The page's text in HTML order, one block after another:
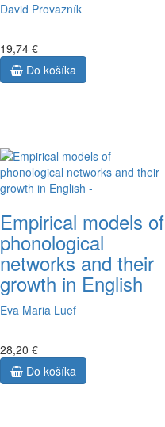
David Provazník
19,74 €
Do košíka
Empirical models of
phonological
networks and their
growth in English
Eva Maria Luef
28,20 €
Do košíka